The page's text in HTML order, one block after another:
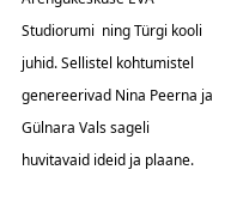
Studiorumi ning Türgi kooli
juhid. Sellistel kohtumistel
genereerivad Nina Peerna ja
Gülnara Vals sageli
huvitavaid ideid ja plaane.